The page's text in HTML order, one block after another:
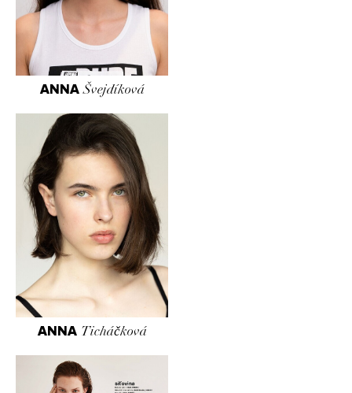
ANNA Švejdíková
ANNA Ticháčková